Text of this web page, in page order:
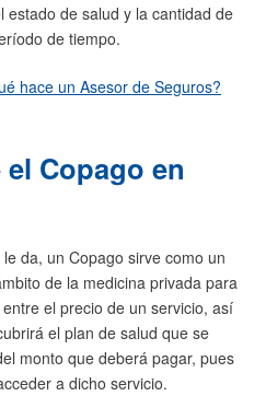
de salud y la cantidad de
de tiempo.
hace un Asesor de Seguros?
Copago en
da, un Copago sirve como un
de la medicina privada para
el precio de un servicio, así
el plan de salud que se
monto que deberá pagar, pues
a dicho servicio.